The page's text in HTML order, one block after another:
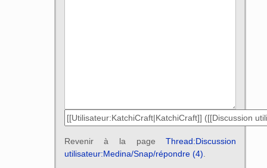
Revenir à la pageThread:Discussion
utilisateur:Medina/Snap/répondre (4).